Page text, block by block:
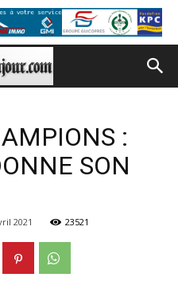
:
SON
2021 23521